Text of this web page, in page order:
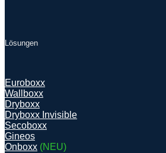
Lösungen
Euroboxx
Wallboxx
Dryboxx
Dryboxx Invisible
Secoboxx
Gineos
Onboxx (NEU)